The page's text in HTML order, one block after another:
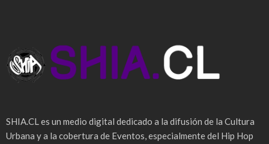
SHIA.CL es un medio digital dedicado a la difusión de la Cultura
Urbana y a la cobertura de Eventos, especialmente del Hip Hop